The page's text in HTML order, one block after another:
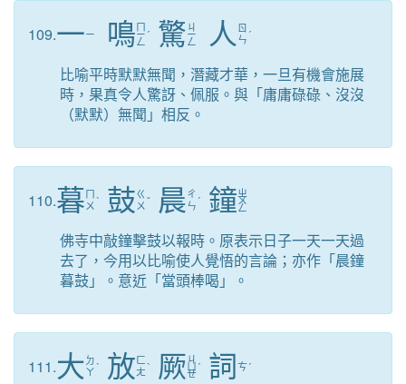
109.一ㄧ 鳴 ㄇ
ㄧ
ㄥ
ˊ 驚 ㄐ
ㄧ
ㄥ 人 ㄖ
ㄣ ˊ
比喻平時默默無聞，潛藏才華，一旦有機會施展
時，果真令人驚訝、佩服。與「庸庸碌碌、沒沒
（默默）無聞」相反。
110.暮 ㄇ
ㄨ ˋ 鼓ㄍ
ㄨ ˇ 晨ㄔ
ㄣ ˊ 鐘ㄓ
ㄨ
ㄥ
佛寺中敲鐘擊鼓以報時。原表示日子一天一天過
去了，今用以比喻使人覺悟的言論；亦作「晨鐘
暮鼓」。意近「當頭棒喝」。
111.大 ㄉ
ㄚˋ 放 ㄈ
ㄤˋ 厥 ㄐ
ㄩ
ㄝ
ˊ 詞 ㄘˊ